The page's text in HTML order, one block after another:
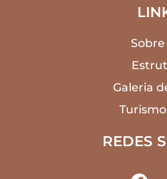
Sobre
Galeria
Turismo
REDES